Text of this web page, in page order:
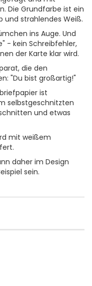
Die Grundfarbe ist ein
und strahlendes Weiß.
ins Auge. Und
- kein Schreibfehler,
der Karte klar wird.
die den
"Du bist großartig!"
ist
selbstgeschnitzten
und etwas
mit weißem
daher im Design
sein.